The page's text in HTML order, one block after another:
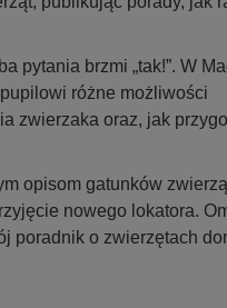
pytania brzmi „tak!”. W
różne możliwości
zwierzaka oraz, jak
opisom gatunków
nowego lokatora.
poradnik o zwierzętach